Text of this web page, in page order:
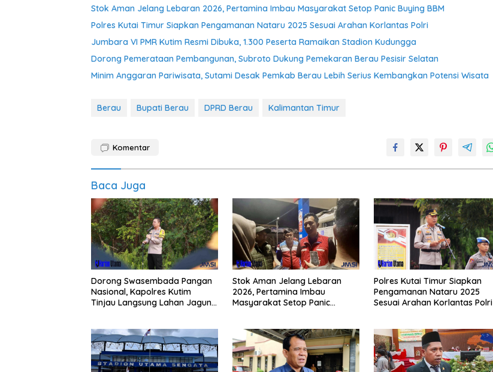
Stok Aman Jelang Lebaran 2026, Pertamina Imbau Masyarakat Setop Panic Buying BBM
Polres Kutai Timur Siapkan Pengamanan Nataru 2025 Sesuai Arahan Korlantas Polri
Jumbara VI PMR Kutim Resmi Dibuka, 1.300 Peserta Ramaikan Stadion Kudungga
Dorong Pemerataan Pembangunan, Subroto Dukung Pemekaran Berau Pesisir Selatan
Minim Anggaran Pariwisata, Sutami Desak Pemkab Berau Lebih Serius Kembangkan Potensi Wisata
Berau Bupati Berau DPRD Berau Kalimantan Timur
Komentar
Baca Juga
Dorong Swasembada Pangan
Nasional, Kapolres Kutim
Tinjau Langsung Lahan Jagung
Stok Aman Jelang Lebaran
2026, Pertamina Imbau
Masyarakat Setop Panic
Polres Kutai Timur Siapkan
Pengamanan Nataru 2025
Sesuai Arahan Korlantas Polri